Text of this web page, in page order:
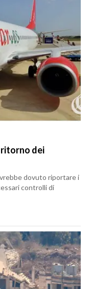
ritorno dei
dovuto riportare i
controlli di